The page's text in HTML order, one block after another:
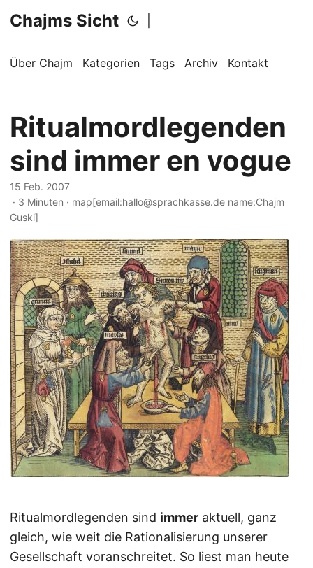
Chajms Sicht
Über Chajm Kategorien Tags Archiv Kontakt
Ritualmordlegenden
sind immer en vogue
15 Feb. 2007
· 3 Minuten · map[email:hallo@sprachkasse.de name:Chajm
Guski]
Ritualmordlegenden sind immer aktuell, ganz
gleich, wie weit die Rationalisierung unserer
Gesellschaft voranschreitet. So liest man heute